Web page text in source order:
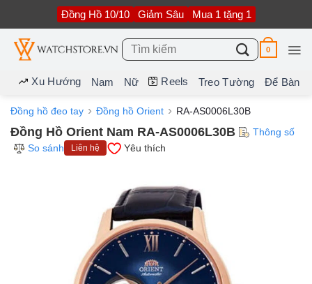
nội
dung
Đồng Hồ 10/10 Giảm Sâu Mua 1 tặng 1
Tìm
kiếm:
0
Xu Hướng Nam Nữ Reels Treo Tường Để Bàn
Đồng hồ đeo tay Đồng hồ Orient RA-AS0006L30B
Đồng Hồ Orient Nam RA-AS0006L30B
Thông số
So sánh
Liên hệ Yêu thích